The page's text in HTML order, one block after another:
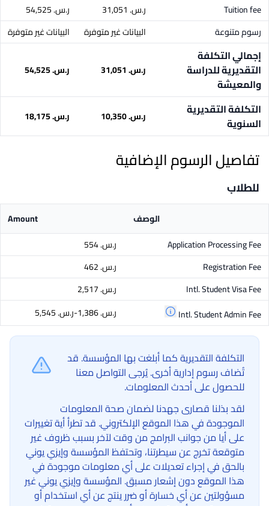
Tuition fee
ر.س.‏ 31,051
ر.س.‏ 54,525
رسوم متنوعة
البيانات غير متوفرة البيانات غير متوفرة
إجمالي التكلفة
التقديرية للدراسة
والمعيشة
ر.س.‏ 31,051 ر.س.‏ 54,525
التكلفة التقديرية
السنوية
ر.س.‏ 10,350 ر.س.‏ 18,175
تفاصيل الرسوم الإضافية
للطلاب
الوصف
Amount
Application Processing Fee
ر.س.‏ 554
Registration Fee
ر.س.‏ 462
Intl. Student Visa Fee
ر.س.‏ 2,517
Intl. Student Admin Fee
ر.س.‏ 1,386-ر.س.‏ 5,545
التكلفة التقديرية كما أبلغت بها المؤسسة. قد
تُضاف رسوم إدارية أخرى. يُرجى التواصل معنا
للحصول على أحدث المعلومات.
لقد بذلنا قصارى جهدنا لضمان صحة المعلومات
الموجودة في هذا الموقع الإلكتروني. قد تطرأ أية تغييرات
على أيا من جوانب البرامج من وقت لآخر بسبب ظروف غير
متوقعة تخرج عن سيطرتنا، وتحتفظ المؤسسة وإيزي يوني
بالحق في إجراء تعديلات على أي معلومات موجودة في
هذا الموقع دون إشعار مسبق. المؤسسة وإيزي يوني غير
مسؤولتين عن أي خسارة أو ضرر ينتج عن أي استخدام أو